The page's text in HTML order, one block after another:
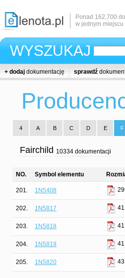
Ponad 162,700
w jednym miejscu
WYSZUKAJ
+ dodaj dokumentację sprawdź
4 A B C D E F
Fairchild 10334 dokumentacji
NO. Symbol elementu
201. 1N5408
202. 1N5817
203. 1N5818
204. 1N5819
205. 1N5820